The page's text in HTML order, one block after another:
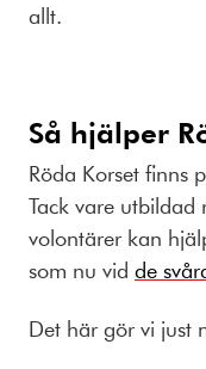
allt.
Så hjälper
Röda Korset finns
Tack vare
volontärer kan
som nu vid de
Det här gör vi just